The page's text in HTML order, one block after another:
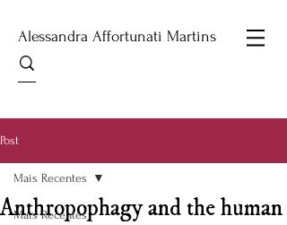
Alessandra Affortunati Martins
Post
Mais Recentes
Mais Recentes
Anthropophagy and the human